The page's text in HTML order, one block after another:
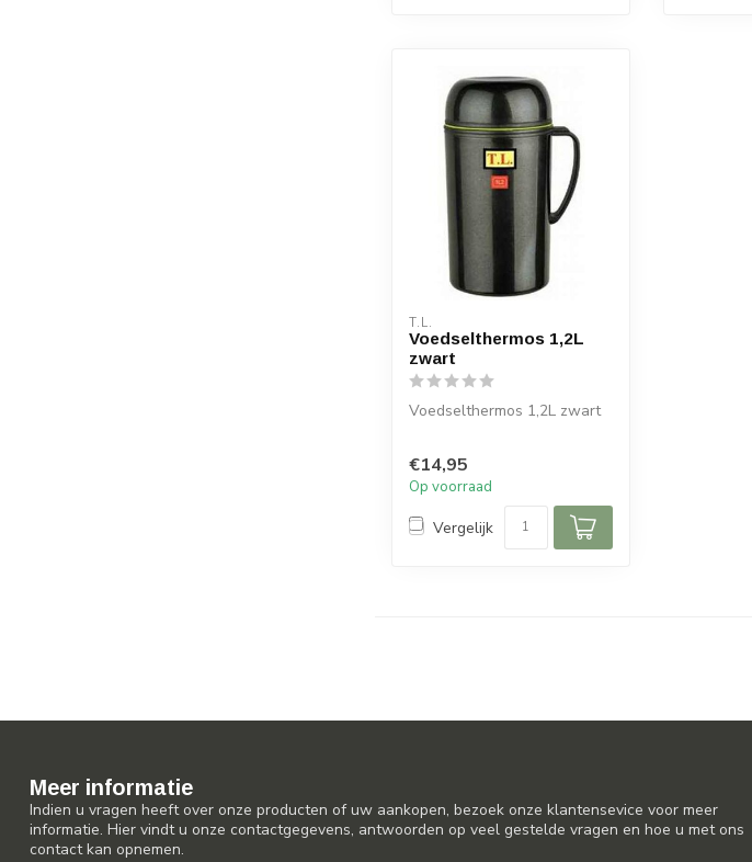
T.L.
Voedselthermos 1,2L
zwart
Voedselthermos 1,2L zwart
€14,95
Op voorraad
Vergelijk
Meer informatie
Indien u vragen heeft over onze producten of uw aankopen, bezoek onze klantensevice voor meer
informatie. Hier vindt u onze contactgegevens, antwoorden op veel gestelde vragen en hoe u met ons
contact kan opnemen.